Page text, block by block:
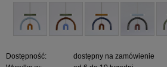
Dostępność:
dostępny na zamówienie